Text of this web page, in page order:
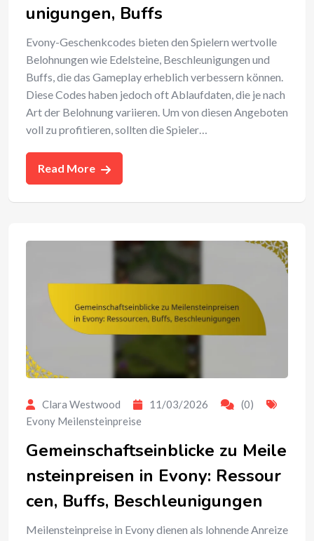
unigungen, Buffs
Evony-Geschenkcodes bieten den Spielern wertvolle
Belohnungen wie Edelsteine, Beschleunigungen und
Buffs, die das Gameplay erheblich verbessern können.
Diese Codes haben jedoch oft Ablaufdaten, die je nach
Art der Belohnung variieren. Um von diesen Angeboten
voll zu profitieren, sollten die Spieler…
Read More
Clara Westwood 11/03/2026
(0)
Evony Meilensteinpreise
Gemeinschaftseinblicke zu Meile
nsteinpreisen in Evony: Ressour
cen, Buffs, Beschleunigungen
Meilensteinpreise in Evony dienen als lohnende Anreize